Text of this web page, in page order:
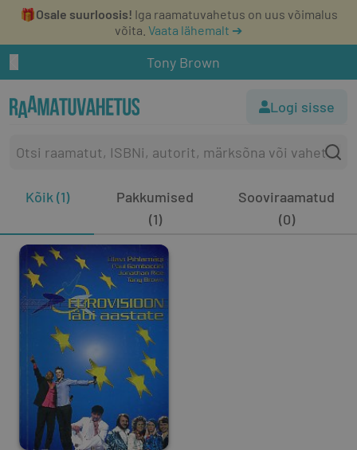
🎁Osale suurloosis! Iga raamatuvahetus on uus võimalus
võita. Vaata lähemalt ➔
Tony Brown
Logi sisse
Kõik (1)
Pakkumised
(1)
Sooviraamatud
(0)